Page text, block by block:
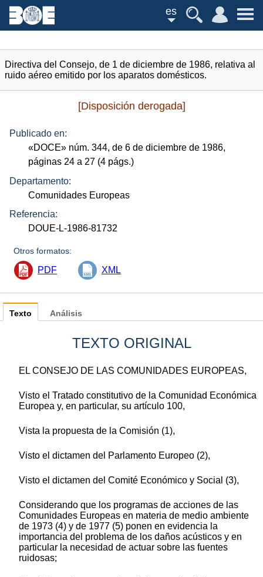
es
Directiva del Consejo, de 1 de diciembre de 1986, relativa al
ruido aéreo emitido por los aparatos domésticos.
[Disposición derogada]
Publicado en:
«DOCE» núm. 344, de 6 de diciembre de 1986,
páginas 24 a 27 (4 págs.)
Departamento:
Comunidades Europeas
Referencia:
DOUE-L-1986-81732
Otros formatos:
PDF XML
Texto
TEXTO ORIGINAL
EL CONSEJO DE LAS COMUNIDADES EUROPEAS,
Visto el Tratado constitutivo de la Comunidad Económica
Europea y, en particular, su artículo 100,
Vista la propuesta de la Comisión (1),
Visto el dictamen del Parlamento Europeo (2),
Visto el dictamen del Comité Económico y Social (3),
Considerando que los programas de acciones de las
Comunidades Europeas en materia de medio ambiente
de 1973 (4) y de 1977 (5) ponen en evidencia la
importancia del problema de los daños acústicos y en
particular la necesidad de actuar sobre las fuentes
ruidosas;
Análisis